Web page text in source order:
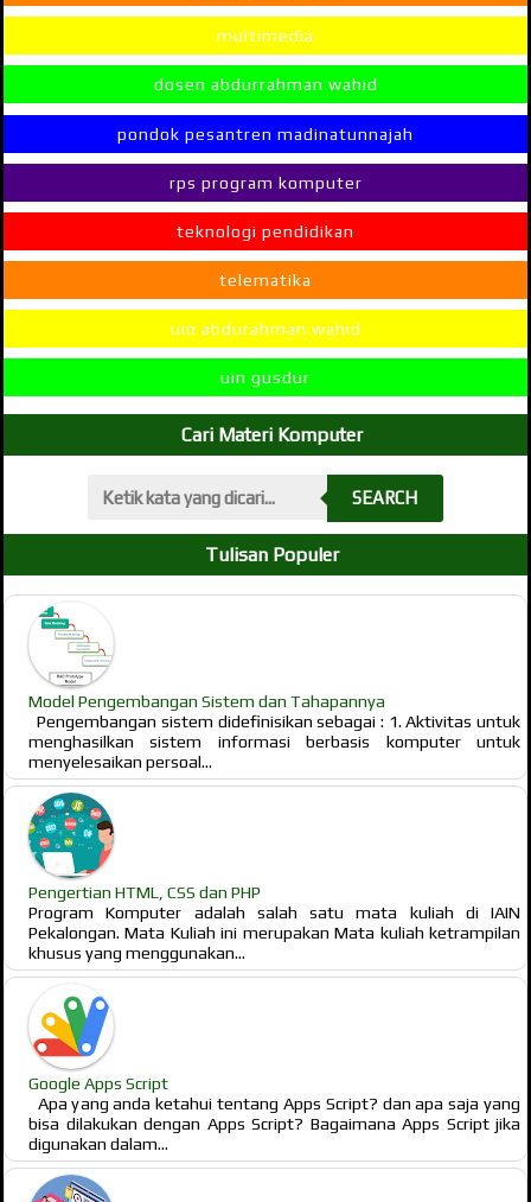
multimedia
dosen abdurrahman wahid
pondok pesantren madinatunnajah
rps program komputer
teknologi pendidikan
telematika
uin abdurahman wahid
uin gusdur
Cari Materi Komputer
SEARCH
Tulisan Populer
Model Pengembangan Sistem dan Tahapannya
Pengembangan sistem didefinisikan sebagai : 1. Aktivitas untuk
menghasilkan sistem informasi berbasis komputer untuk
menyelesaikan persoal...
Pengertian HTML, CSS dan PHP
Program Komputer adalah salah satu mata kuliah di IAIN
Pekalongan. Mata Kuliah ini merupakan Mata kuliah ketrampilan
khusus yang menggunakan...
Google Apps Script
Apa yang anda ketahui tentang Apps Script? dan apa saja yang
bisa dilakukan dengan Apps Script? Bagaimana Apps Script jika
digunakan dalam...